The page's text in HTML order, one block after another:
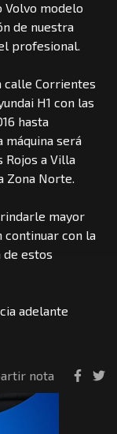
Volvo modelo
de nuestra
profesional.
calle Corrientes
H1 con las
hasta
máquina será
Rojos a Villa
Zona Norte.
mayor
continuar con la
de estos
adelante
nota